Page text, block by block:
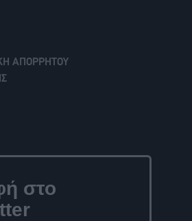
ΑΠΟΡΡΗΤΟΥ
στο